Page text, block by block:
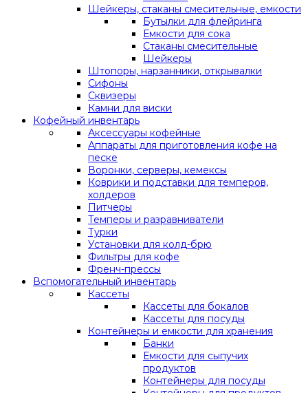
Шейкеры, стаканы смесительные, емкости
Бутылки для флейринга
Емкости для сока
Стаканы смесительные
Шейкеры
Штопоры, нарзанники, открывалки
Сифоны
Сквизеры
Камни для виски
Кофейный инвентарь
Аксессуары кофейные
Аппараты для приготовления кофе на
песке
Воронки, серверы, кемексы
Коврики и подставки для темперов,
холдеров
Питчеры
Темперы и разравниватели
Турки
Установки для колд-брю
Фильтры для кофе
Френч-прессы
Вспомогательный инвентарь
Кассеты
Кассеты для бокалов
Кассеты для посуды
Контейнеры и емкости для хранения
Банки
Емкости для сыпучих
продуктов
Контейнеры для посуды